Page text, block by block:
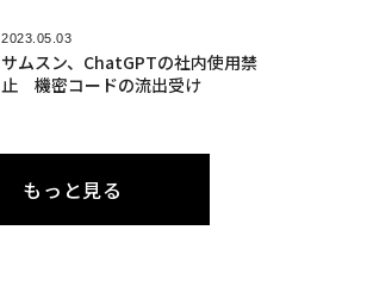
2023.05.03
サムスン、ChatGPTの社内使用禁
止 機密コードの流出受け
もっと見る